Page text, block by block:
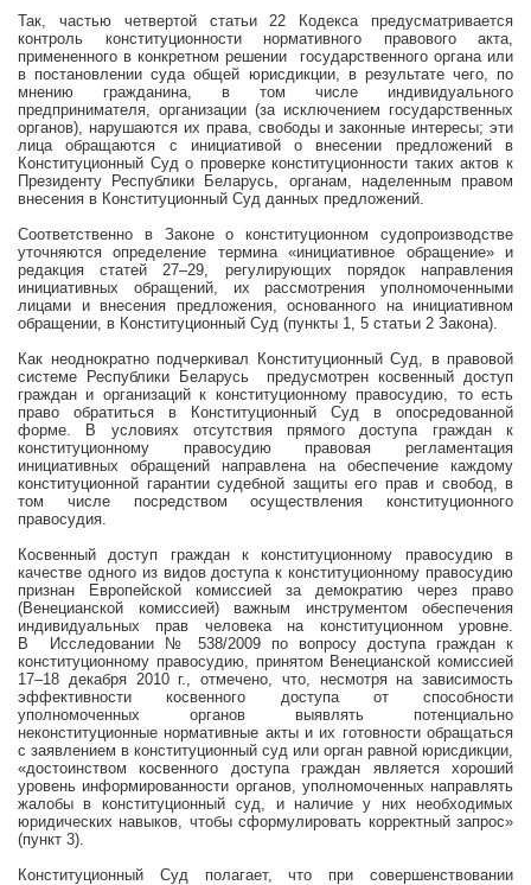
Так, частью четвертой статьи 22 Кодекса предусматривается
контроль конституционности нормативного правового акта,
примененного в конкретном решении
государственного органа или
в постановлении суда общей юрисдикции, в результате чего, по
мнению гражданина, в том числе индивидуального
предпринимателя, организации (за исключением государственных
органов), нарушаются их права, свободы и законные интересы; эти
лица обращаются с инициативой о внесении предложений в
Конституционный Суд о проверке конституционности таких актов к
Президенту Республики Беларусь, органам, наделенным правом
внесения в Конституционный Суд данных предложений.
Соответственно в Законе о конституционном судопроизводстве
уточняются определение термина «инициативное обращение» и
редакция статей 27–29, регулирующих порядок направления
инициативных обращений, их рассмотрения уполномоченными
лицами и внесения предложения, основанного на инициативном
обращении, в Конституционный Суд (пункты 1, 5 статьи 2 Закона).
Как неоднократно подчеркивал Конституционный Суд, в правовой
системе Республики Беларусь
предусмотрен косвенный доступ
граждан и организаций к конституционному правосудию, то есть
право обратиться в Конституционный Суд в опосредованной
форме. В условиях отсутствия прямого доступа граждан к
конституционному правосудию правовая регламентация
инициативных обращений направлена на обеспечение каждому
конституционной гарантии судебной защиты его прав и свобод, в
том числе посредством осуществления конституционного
правосудия.
Косвенный доступ граждан к конституционному правосудию в
качестве одного из видов доступа к конституционному правосудию
признан Европейской комиссией за демократию через право
(Венецианской комиссией) важным инструментом обеспечения
индивидуальных прав человека на конституционном уровне.
В Исследовании № 538/2009 по вопросу доступа граждан к
конституционному правосудию, принятом Венецианской комиссией
17–18 декабря 2010 г., отмечено, что, несмотря на зависимость
эффективности косвенного доступа от способности
уполномоченных органов выявлять потенциально
неконституционные нормативные акты и их готовности обращаться
с заявлением в конституционный суд или орган равной юрисдикции,
«достоинством косвенного доступа граждан является хороший
уровень информированности органов, уполномоченных направлять
жалобы в конституционный суд, и наличие у них необходимых
юридических навыков, чтобы сформулировать корректный запрос»
(пункт 3).
Конституционный Суд полагает, что при совершенствовании